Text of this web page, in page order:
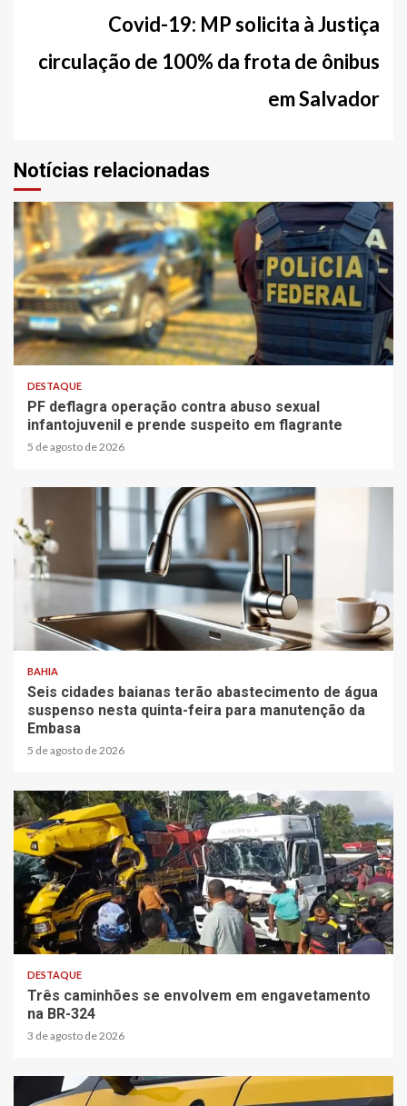
Covid-19: MP solicita à Justiça
circulação de 100% da frota de ônibus
em Salvador
Notícias relacionadas
3 min read
DESTAQUE
PF deflagra operação contra abuso sexual
infantojuvenil e prende suspeito em flagrante
5 de agosto de 2026
2 min read
BAHIA
Seis cidades baianas terão abastecimento de água
suspenso nesta quinta-feira para manutenção da
Embasa
5 de agosto de 2026
2 min read
DESTAQUE
Três caminhões se envolvem em engavetamento
na BR-324
3 de agosto de 2026